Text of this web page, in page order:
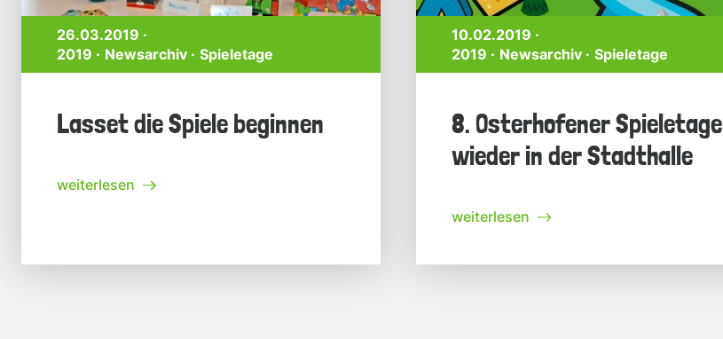
26.03.2019 ·
2019
Newsarchiv Spieletage
Lasset die Spiele beginnen
weiterlesen
10.02.2019 ·
2019
Newsarchiv Spieletage
8. Osterhofener Spieletage
wieder in der Stadthalle
weiterlesen